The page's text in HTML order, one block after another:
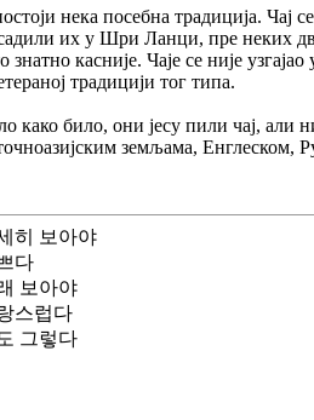
нека посебна традиција. Чај
их у Шри Ланци, пре неких
знатно касније. Чаје се није
традицији тог типа.
како било, они јесу пили чај, али
земљама, Енглеском,
히 보아야
다
보아야
스럽다
그렇다